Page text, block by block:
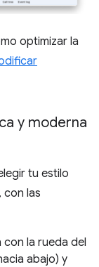
optimizar la
y moderna
tu estilo
las
con la rueda del
abajo) y